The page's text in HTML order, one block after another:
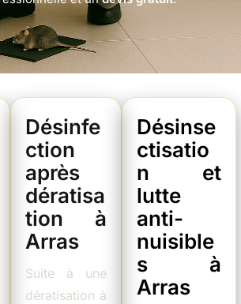
Désinfe
ction
après
dératisa
tion à
Arras
Suite à une
dératisation à
Désinse
ctisatio
n et
lutte
anti-
nuisible
s à
Arras